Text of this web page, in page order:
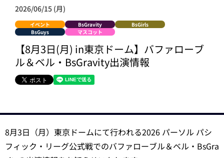
2026/06/15 (月)
イベント BsGravity
BsGirls
BsGuys
マスコット
【8月3日(月) in東京ドーム】バファローブ
ル＆ベル・BsGravity出演情報
8月3日（月）東京ドームにて行われる2026 パーソル パシ
フィック・リーグ公式戦でのバファローブル＆ベル・BsGra